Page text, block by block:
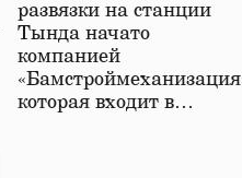
развязки на станции
Тында начато
компанией
которая входит в…